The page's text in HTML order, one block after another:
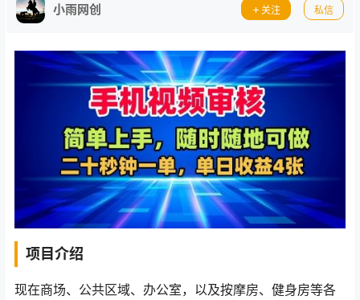
小雨网创 关注 私信
项目介绍
现在商场、公共区域、办公室，以及按摩房、健身房等各